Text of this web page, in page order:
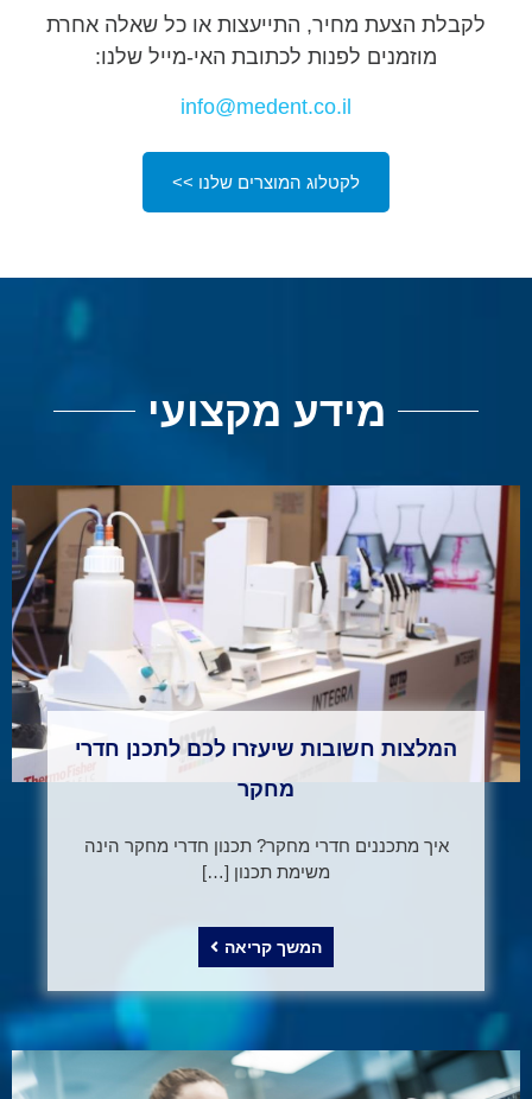
לקבלת הצעת מחיר, התייעצות או כל שאלה אחרת
מוזמנים לפנות לכתובת האי-מייל שלנו:
info@medent.co.il
לקטלוג המוצרים שלנו >>
מידע מקצועי
המלצות חשובות שיעזרו לכם לתכנן חדרי
מחקר
איך מתכננים חדרי מחקר? תכנון חדרי מחקר הינה
משימת תכנון […]
המשך קריאה